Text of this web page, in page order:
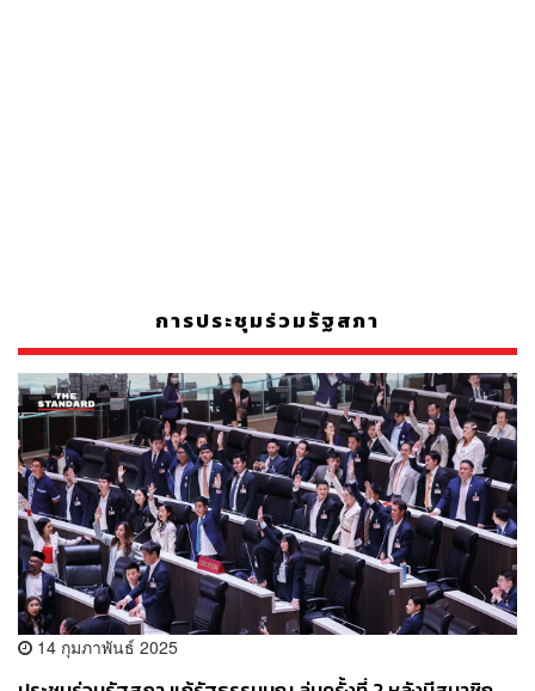
การประชุมร่วมรัฐสภา
14 กุมภาพันธ์ 2025